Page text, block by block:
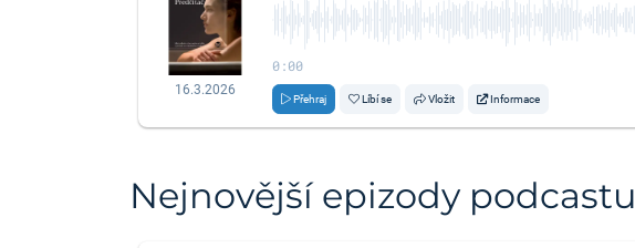
16.3.2026
0:00
Přehraj Líbí se Vložit Informace
Nejnovější epizody podcastu